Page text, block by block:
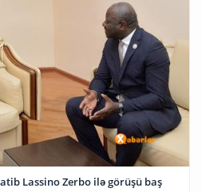
Lassino Zerbo ilə görüşü baş